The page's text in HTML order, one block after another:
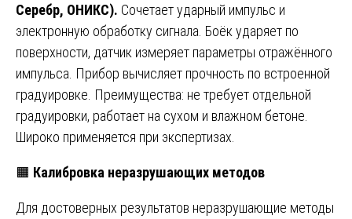
Серебр, ОНИКС). Сочетает ударный импульс и
электронную обработку сигнала. Боёк ударяет по
поверхности, датчик измеряет параметры отражённого
импульса. Прибор вычисляет прочность по встроенной
градуировке. Преимущества: не требует отдельной
градуировки, работает на сухом и влажном бетоне.
Широко применяется при экспертизах.
🟧 Калибровка неразрушающих методов
Для достоверных результатов неразрушающие методы